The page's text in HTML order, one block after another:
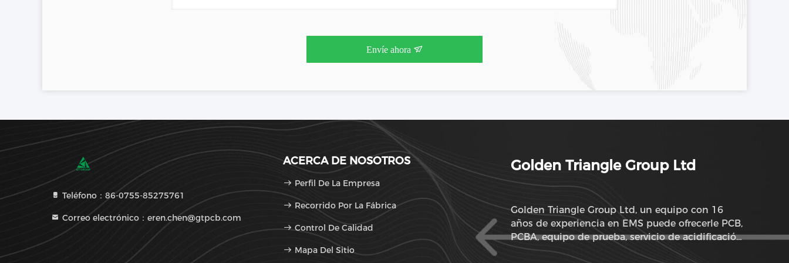
Envíe ahora
Teléfono：86-0755-85275761
Correo electrónico：eren.chen@gtpcb.com
ACERCA DE NOSOTROS
Perfil De La Empresa
Recorrido Por La Fábrica
Control De Calidad
Mapa Del Sitio
Golden Triangle Group Ltd
Golden Triangle Group Ltd, un equipo con 16
años de experiencia en EMS puede ofrecerle PCB,
PCBA, equipo de prueba, servicio de acidificación
de componentes y servicio ODM